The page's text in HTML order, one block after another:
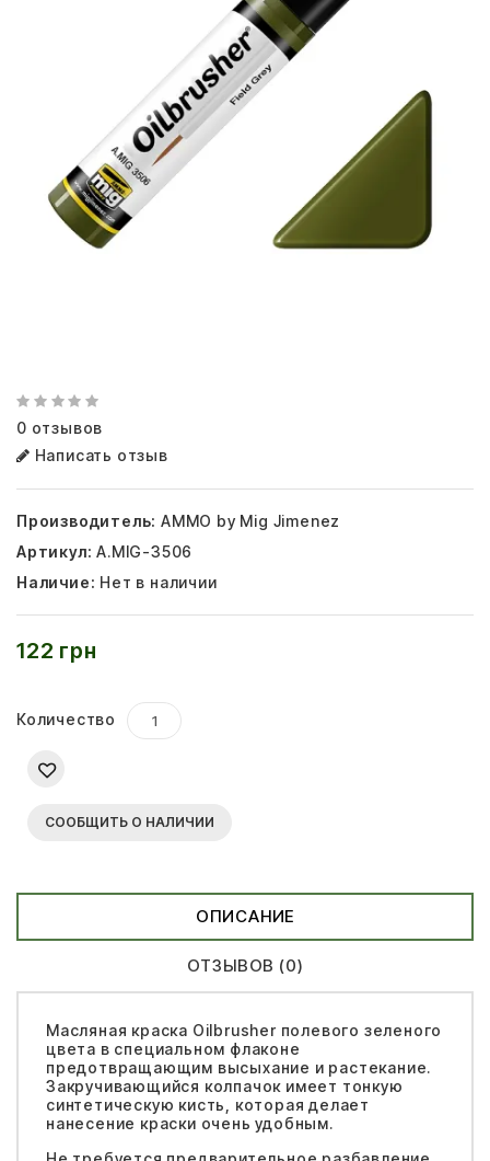
0 отзывов
Написать отзыв
Производитель: AMMO by Mig Jimenez
Артикул: A.MIG-3506
Наличие: Нет в наличии
122 грн
Количество
СООБЩИТЬ О НАЛИЧИИ
ОПИСАНИЕ
ОТЗЫВОВ (0)
Масляная краска Oilbrusher полевого зеленого
цвета в специальном флаконе
предотвращающим высыхание и растекание.
Закручивающийся колпачок имеет тонкую
синтетическую кисть, которая делает
нанесение краски очень удобным.